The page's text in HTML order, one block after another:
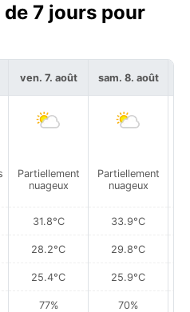
7 jours pour
ven. 7. août
Partiellement
nuageux
31.8°C
28.2°C
25.4°C
77%
sam. 8. août
Partiellement
nuageux
33.9°C
29.8°C
25.9°C
70%